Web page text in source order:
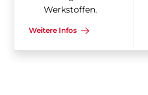
Werkstoffen.
Weitere Infos